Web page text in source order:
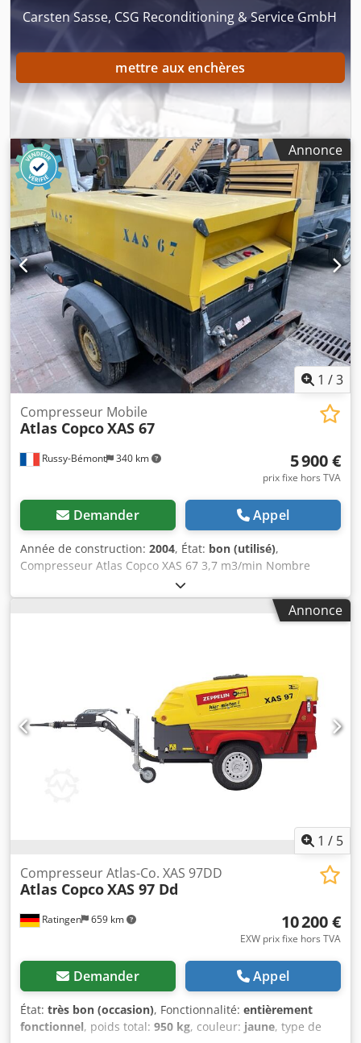
Carsten Sasse, CSG Reconditioning & Service GmbH
mettre aux enchères
Annonce
1 /3
Russy-Bémont 340 km
Compresseur Mobile
Atlas CopcoXAS 67
5 900 €
prix fixe hors TVA
Demander Appel
Année de construction: 2004, État: bon (utilisé),
Compresseur Atlas Copco XAS 67 3,7 m3/min Nombre
d'heures : 2 371 h Codpsiywpzofx Abueha Moteur Deutz
Type : diesel
Annonce
1 / 5
Ratingen 659 km
Compresseur Atlas-Co. XAS 97DD
Atlas CopcoXAS 97 Dd
10 200 €
EXW prix fixe hors TVA
Demander Appel
État: très bon (occasion), Fonctionnalité: entièrement
fonctionnel, poids total: 950 kg, couleur: jaune, type de